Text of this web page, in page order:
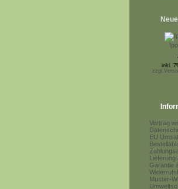
inkl.
Vertrag
EU
Lieferung
Garantie
Muster-